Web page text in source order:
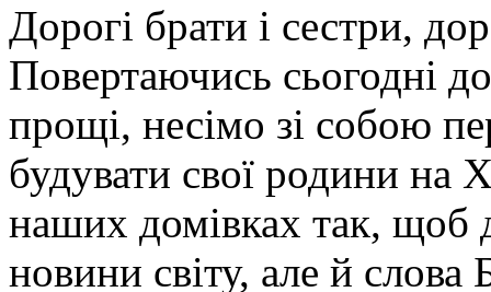
Дорогі брати і сестри,
Повертаючись сьогодні
прощі, несімо зі собою
будувати свої родини на
наших домівках так, щоб
новини світу, але й